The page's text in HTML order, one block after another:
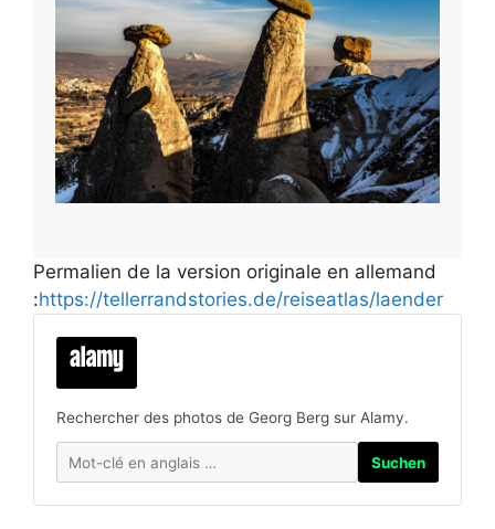
Permalien de la version originale en allemand
:https://tellerrandstories.de/reiseatlas/laender
Rechercher des photos de Georg Berg sur Alamy.
Suchen